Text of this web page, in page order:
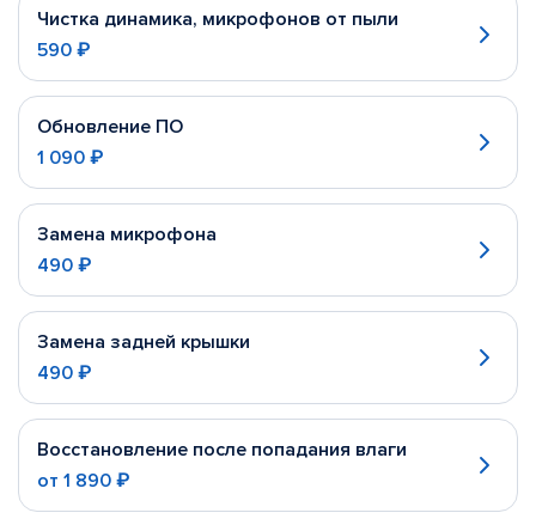
Чистка динамика, микрофонов от пыли
590 ₽
Обновление ПО
1 090 ₽
Замена микрофона
490 ₽
Замена задней крышки
490 ₽
Восстановление после попадания влаги
от 1 890 ₽